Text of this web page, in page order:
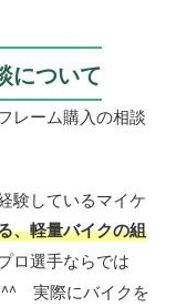
について
レーム購入の相談
験しているマイケ
、軽量バイクの組
ロ選手ならでは
^^ 実際にバイクを